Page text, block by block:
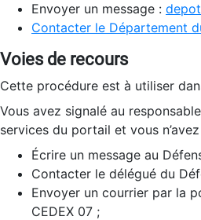
Envoyer un message :
Contacter le Département
Voies de recours
Cette procédure est à utiliser
Vous avez signalé au
services du portail et vous
Écrire un message au
Contacter le délégué du
Envoyer un courrier par la
CEDEX 07 ;